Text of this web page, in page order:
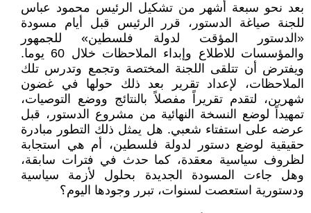
بعد نحو سبعة أشهر من تشكيل الرئيس محمود عباس
للجنة صياغة الدستور، قرر الرئيس قبل أيام مسودة
«الدستور المؤقت لدولة فلسطين» للجمهور
والمؤسسات للاطلاع وإبداء الملاحظات خلال 60 يوما.
ويفترض أن تتلقى اللجنة المختصة وتجمع وتدرس تلك
الملاحظات، لإعداد تقرير بعد ذلك حولها في غضون
شهرين، لتقدم تقريراً مفصلاً بالنتائج ووضع التوصيات،
تمهيداً لوضع النسخة النهائية من مشروع الدستور، قبل
عرضه على استفتاء شعبي. هل يمثل ذلك التطور مبادرة
حقيقية لوضع دستور لدولة فلسطين، أم هي استجابة
لظروف سياسية معقدة، كما حدث في فترات سابقة،
وهل جاءت المسودة الجديدة بحلول لأزمة سياسية
ودستورية استعصت لسنوات، تبرر وجودها اليوم؟